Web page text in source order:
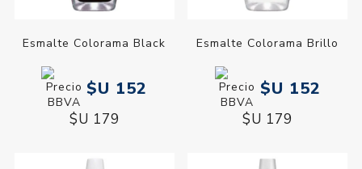
Esmalte Colorama Black
$U 152
$U 179
Esmalte Colorama Brillo
$U 152
$U 179